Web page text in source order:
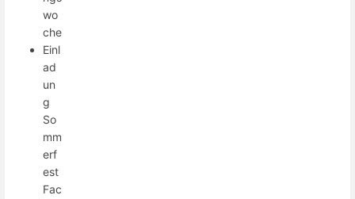
wo
che
Einl
ad
un
g
So
mm
erf
est
Fac